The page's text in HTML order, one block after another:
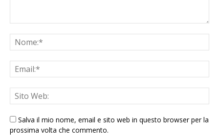
Salva il mio nome, email e sito web in questo browser per la
prossima volta che commento.